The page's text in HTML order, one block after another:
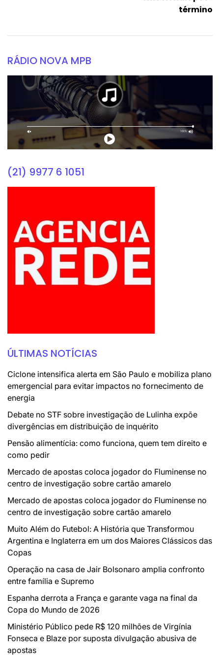
término
RÁDIO NOVA MPB
(21) 9977 6 1051
ÚLTIMAS NOTÍCIAS
Ciclone intensifica alerta em São Paulo e mobiliza plano
emergencial para evitar impactos no fornecimento de
energia
Debate no STF sobre investigação de Lulinha expõe
divergências em distribuição de inquérito
Pensão alimentícia: como funciona, quem tem direito e
como pedir
Mercado de apostas coloca jogador do Fluminense no
centro de investigação sobre cartão amarelo
Mercado de apostas coloca jogador do Fluminense no
centro de investigação sobre cartão amarelo
Muito Além do Futebol: A História que Transformou
Argentina e Inglaterra em um dos Maiores Clássicos das
Copas
Operação na casa de Jair Bolsonaro amplia confronto
entre família e Supremo
Espanha derrota a França e garante vaga na final da
Copa do Mundo de 2026
Ministério Público pede R$ 120 milhões de Virgínia
Fonseca e Blaze por suposta divulgação abusiva de
apostas